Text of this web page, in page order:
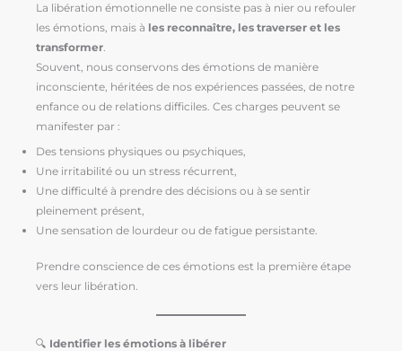
La libération émotionnelle ne consiste pas à nier ou refouler
les émotions, mais à les reconnaître, les traverser et les
transformer.
Souvent, nous conservons des émotions de manière
inconsciente, héritées de nos expériences passées, de notre
enfance ou de relations difficiles. Ces charges peuvent se
manifester par :
Des tensions physiques ou psychiques,
Une irritabilité ou un stress récurrent,
Une difficulté à prendre des décisions ou à se sentir
pleinement présent,
Une sensation de lourdeur ou de fatigue persistante.
Prendre conscience de ces émotions est la première étape
vers leur libération.
🔍 Identifier les émotions à libérer